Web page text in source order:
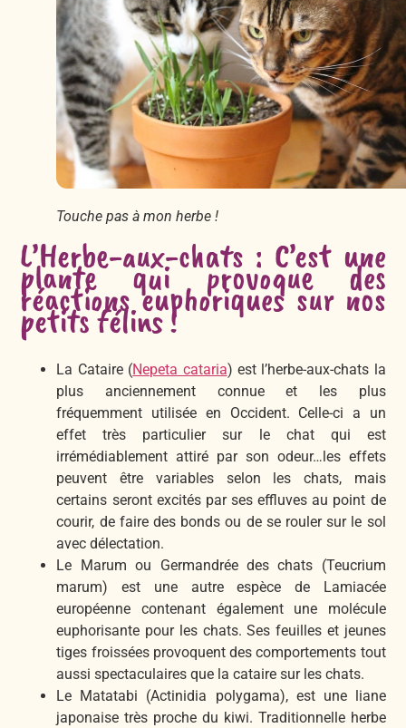
Touche pas à mon herbe !
L’Herbe-aux-chats : C’est une
plante qui provoque des
réactions euphoriques sur nos
petits félins !
La Cataire (Nepeta cataria) est l’herbe-aux-chats la
plus anciennement connue et les plus
fréquemment utilisée en Occident. Celle-ci a un
effet très particulier sur le chat qui est
irrémédiablement attiré par son odeur…les effets
peuvent être variables selon les chats, mais
certains seront excités par ses effluves au point de
courir, de faire des bonds ou de se rouler sur le sol
avec délectation.
Le Marum ou Germandrée des chats (Teucrium
marum) est une autre espèce de Lamiacée
européenne contenant également une molécule
euphorisante pour les chats. Ses feuilles et jeunes
tiges froissées provoquent des comportements tout
aussi spectaculaires que la cataire sur les chats.
Le Matatabi (Actinidia polygama), est une liane
japonaise très proche du kiwi. Traditionnelle herbe